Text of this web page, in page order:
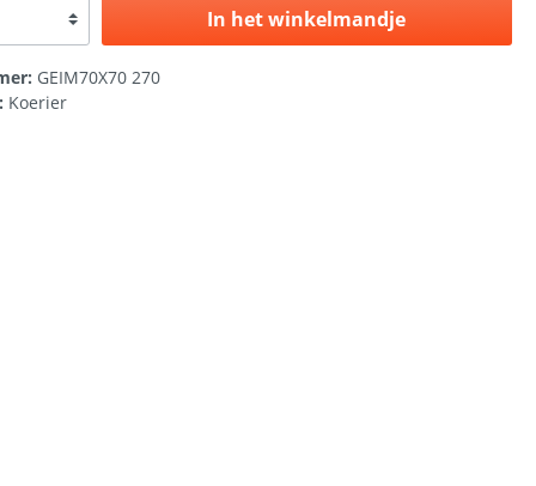
In het winkelmandje
GEIM70X70 270
Koerier